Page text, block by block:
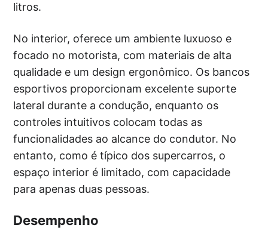
litros.
No interior, oferece um ambiente luxuoso e
focado no motorista, com materiais de alta
qualidade e um design ergonômico. Os bancos
esportivos proporcionam excelente suporte
lateral durante a condução, enquanto os
controles intuitivos colocam todas as
funcionalidades ao alcance do condutor. No
entanto, como é típico dos supercarros, o
espaço interior é limitado, com capacidade
para apenas duas pessoas.
Desempenho